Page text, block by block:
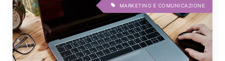
MARKETING E COMUNICAZIONE